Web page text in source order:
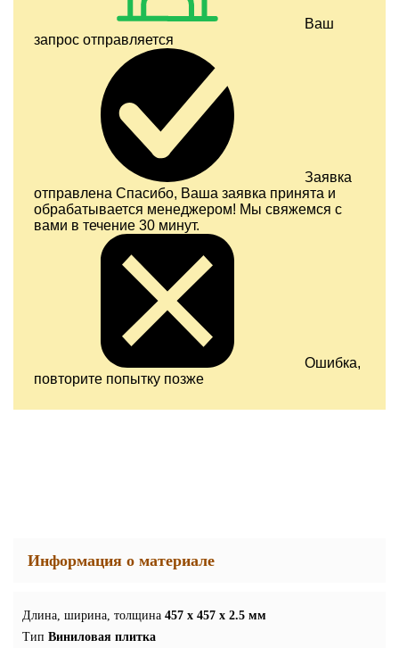
Ваш
запрос отправляется
Заявка
отправлена Спасибо, Ваша заявка принята и
обрабатывается менеджером! Мы свяжемся с
вами в течение 30 минут.
Ошибка,
повторите попытку позже
Информация о материале
Длина, ширина, толщина 457 x 457 x 2.5 мм
Тип Виниловая плитка